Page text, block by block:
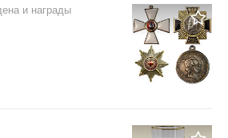
и награды